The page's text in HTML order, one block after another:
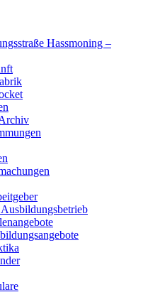
Hassmoning –